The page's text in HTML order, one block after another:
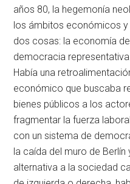
años 80, la hegemonía
los ámbitos económicos
dos cosas: la economía
democracia
Había una
económico que buscaba
bienes públicos a los
fragmentar la fuerza
con un sistema de
la caída del muro de
alternativa a la sociedad